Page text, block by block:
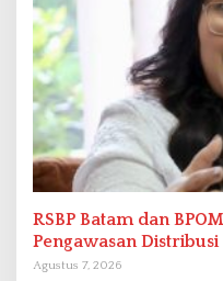
RSBP Batam dan
Pengawasan
Kefarmasian
Agustus 7, 2026